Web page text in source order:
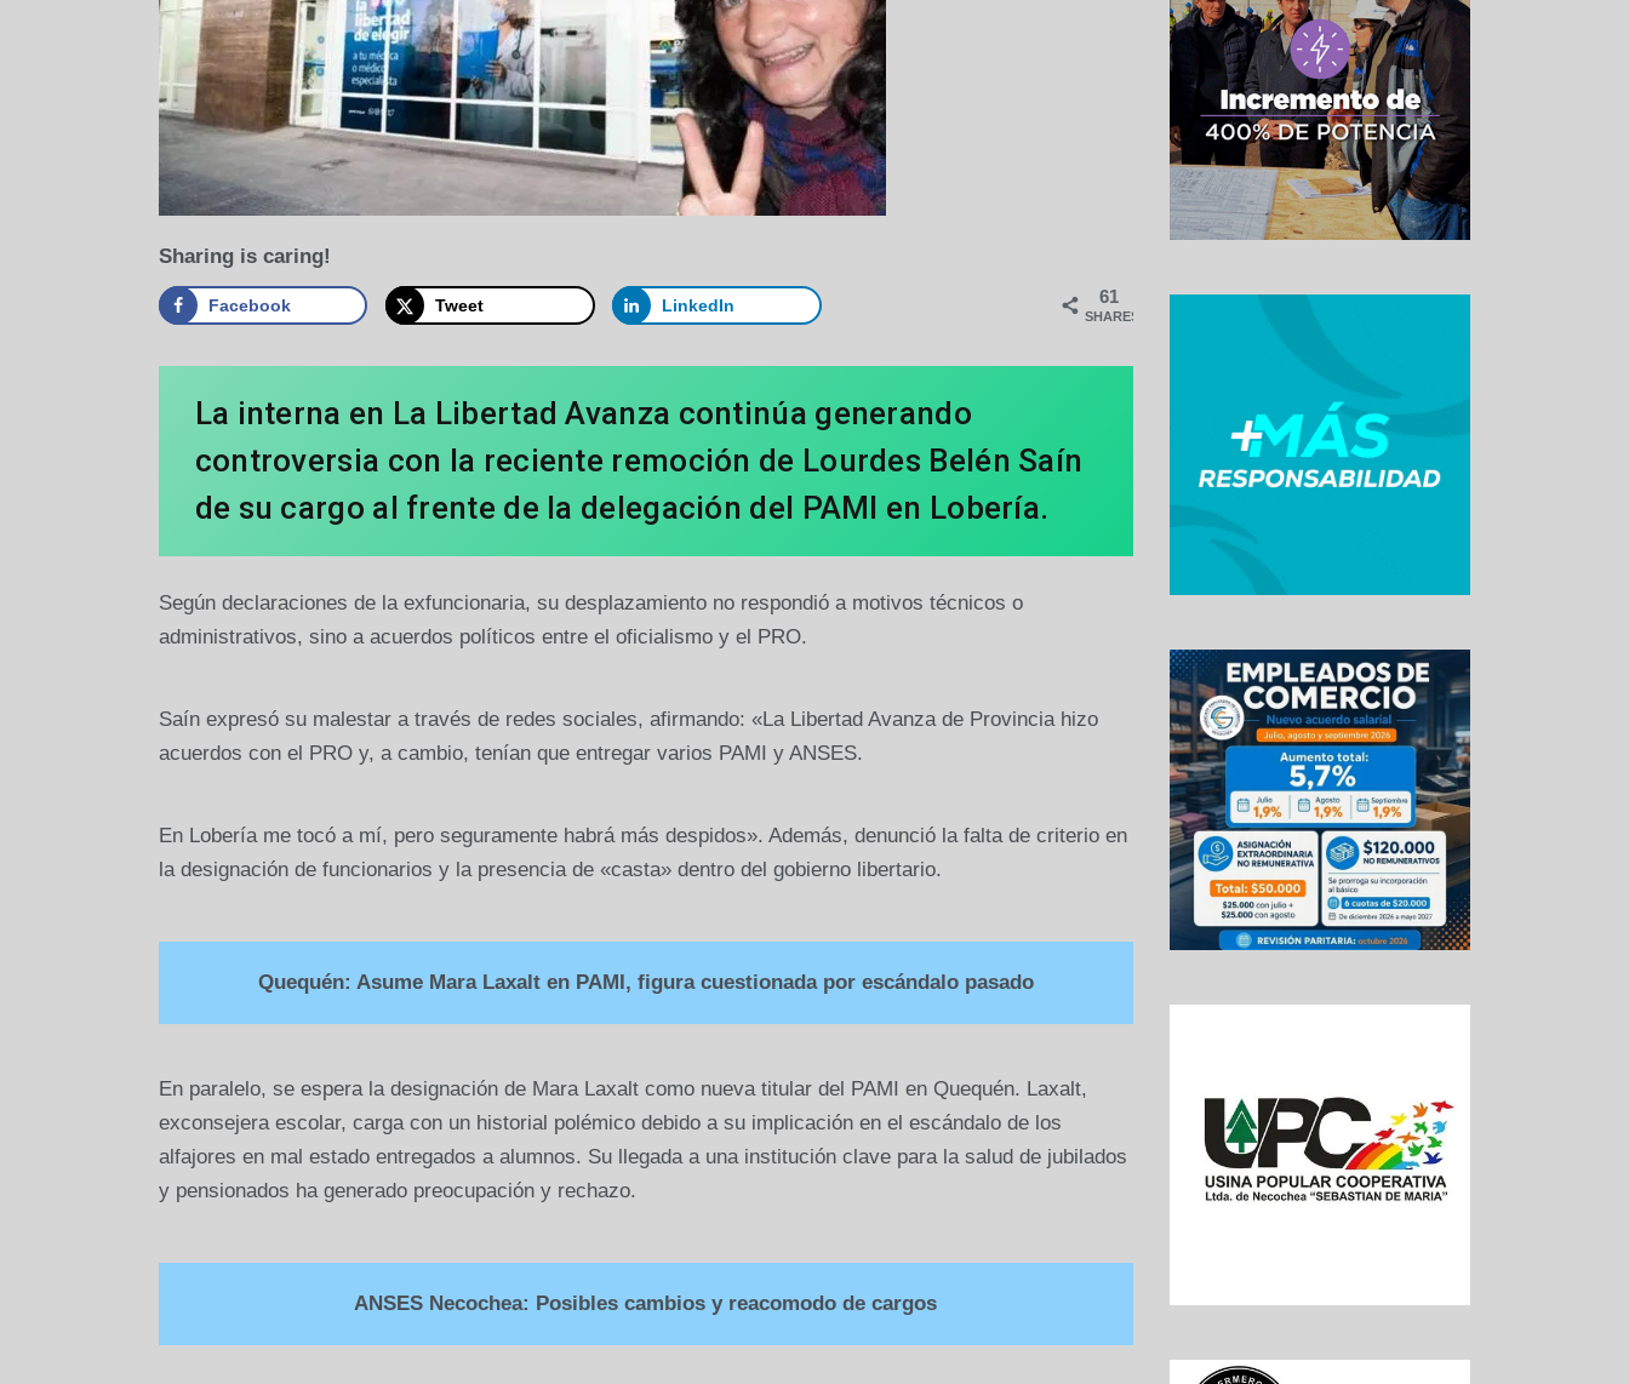
Sharing is caring!
61
SHARES
Facebook Tweet LinkedIn
La interna en La Libertad Avanza continúa generando
controversia con la reciente remoción de Lourdes Belén Saín
de su cargo al frente de la delegación del PAMI en Lobería.
Según declaraciones de la exfuncionaria, su desplazamiento no respondió a motivos técnicos o
administrativos, sino a acuerdos políticos entre el oficialismo y el PRO.
Saín expresó su malestar a través de redes sociales, afirmando: «La Libertad Avanza de Provincia hizo
acuerdos con el PRO y, a cambio, tenían que entregar varios PAMI y ANSES.
En Lobería me tocó a mí, pero seguramente habrá más despidos». Además, denunció la falta de criterio en
la designación de funcionarios y la presencia de «casta» dentro del gobierno libertario.
Quequén: Asume Mara Laxalt en PAMI, figura cuestionada por escándalo pasado
En paralelo, se espera la designación de Mara Laxalt como nueva titular del PAMI en Quequén. Laxalt,
exconsejera escolar, carga con un historial polémico debido a su implicación en el escándalo de los
alfajores en mal estado entregados a alumnos. Su llegada a una institución clave para la salud de jubilados
y pensionados ha generado preocupación y rechazo.
ANSES Necochea: Posibles cambios y reacomodo de cargos